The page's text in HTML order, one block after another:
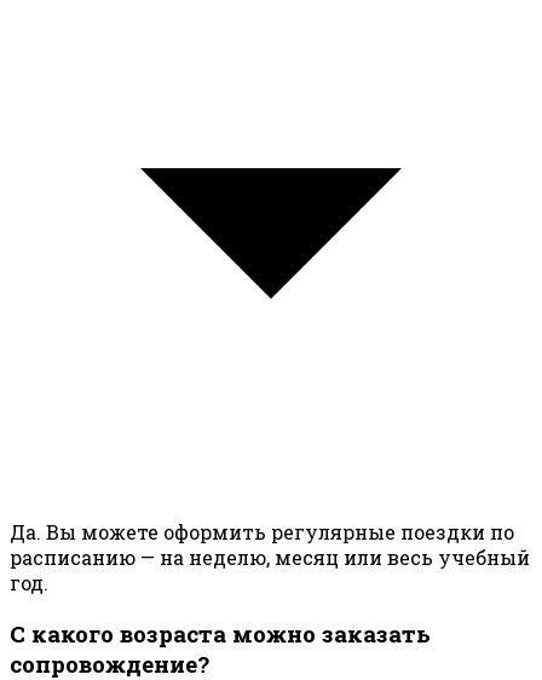
Да. Вы можете оформить регулярные поездки по
расписанию — на неделю, месяц или весь учебный
год.
С какого возраста можно заказать
сопровождение?